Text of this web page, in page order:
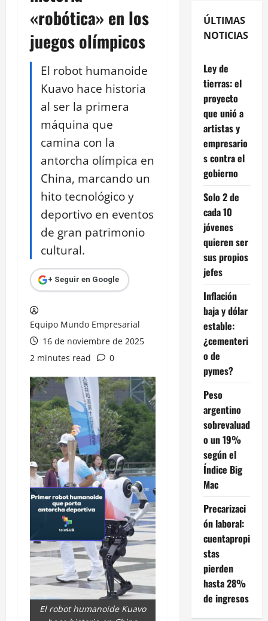
«robótica» en los
juegos olímpicos
El robot humanoide
Kuavo hace historia
al ser la primera
máquina que
camina con la
antorcha olímpica en
China, marcando un
hito tecnológico y
deportivo en eventos
de gran patrimonio
cultural.
+ Seguir en Google
Equipo Mundo Empresarial
16 de noviembre de 2025
2 minutes read
0
El robot humanoide Kuavo
ÚLTIMAS
NOTICIAS
Ley de
tierras: el
proyecto
que unió a
artistas y
empresario
s contra el
gobierno
Solo 2 de
cada 10
jóvenes
quieren ser
sus propios
jefes
Inflación
baja y dólar
estable:
¿cementeri
o de
pymes?
Peso
argentino
sobrevaluad
o un 19%
según el
Índice Big
Mac
Precarizaci
ón laboral:
cuentapropi
stas
pierden
hasta 28%
de ingresos